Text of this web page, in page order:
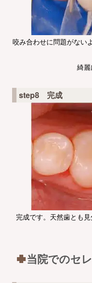
咬み合わせに問題がない
綺麗
step8 完成
完成です。天然歯とも
当院でのセ